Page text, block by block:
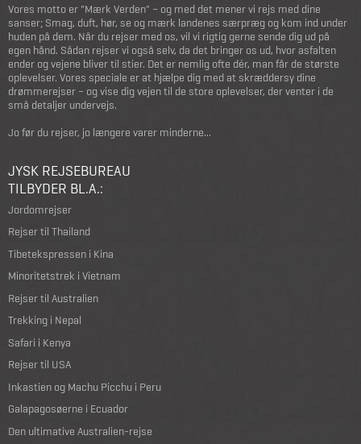
Vores motto er "Mærk Verden" – og med det mener vi rejs med dine
sanser; Smag, duft, hør, se og mærk landenes særpræg og kom ind under
huden på dem. Når du rejser med os, vil vi rigtig gerne sende dig ud på
egen hånd. Sådan rejser vi også selv, da det bringer os ud, hvor asfalten
ender og vejene bliver til stier. Det er nemlig ofte dér, man får de største
oplevelser. Vores speciale er at hjælpe dig med at skræddersy dine
drømmerejser – og vise dig vejen til de store oplevelser, der venter i de
små detaljer undervejs.
Jo før du rejser, jo længere varer minderne...
JYSK REJSEBUREAU
TILBYDER BL.A.:
Jordomrejser
Rejser til Thailand
Tibetekspressen i Kina
Minoritetstrek i Vietnam
Rejser til Australien
Trekking i Nepal
Safari i Kenya
Rejser til USA
Inkastien og Machu Picchu i Peru
Galapagosøerne i Ecuador
Den ultimative Australien-rejse